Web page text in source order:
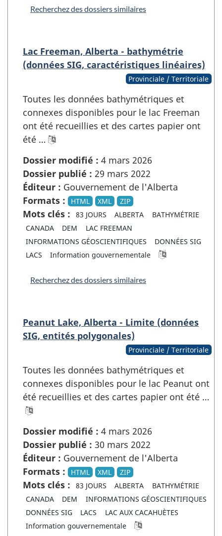
Recherchez des dossiers similaires
Lac Freeman, Alberta - bathymétrie
(données SIG, caractéristiques linéaires)
Provinciale / Territoriale
Toutes les données bathymétriques et
connexes disponibles pour le lac Freeman
ont été recueillies et des cartes papier ont
été …
Dossier modifié : 4 mars 2026
Dossier publié : 29 mars 2022
Éditeur : Gouvernement de l'Alberta
Formats :
HTML XML ZIP
Mots clés : 83 JOURS ALBERTA
BATHYMÉTRIE
CANADA
DEM
LAC FREEMAN
INFORMATIONS GÉOSCIENTIFIQUES
DONNÉES SIG
LACS
Information gouvernementale
Recherchez des dossiers similaires
Peanut Lake, Alberta - Limite (données
SIG, entités polygonales)
Provinciale / Territoriale
Toutes les données bathymétriques et
connexes disponibles pour le lac Peanut ont
été recueillies et des cartes papier ont été …
Dossier modifié : 4 mars 2026
Dossier publié : 30 mars 2022
Éditeur : Gouvernement de l'Alberta
Formats :
HTML XML ZIP
Mots clés : 83 JOURS ALBERTA
BATHYMÉTRIE
CANADA
DEM
INFORMATIONS GÉOSCIENTIFIQUES
DONNÉES SIG
LACS
LAC AUX CACAHUÈTES
Information gouvernementale